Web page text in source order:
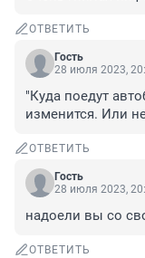
ОТВЕТИТЬ
Гость
28 июля 2023,
"Куда поедут
изменится. Или
ОТВЕТИТЬ
Гость
28 июля 2023,
надоели вы со
ОТВЕТИТЬ